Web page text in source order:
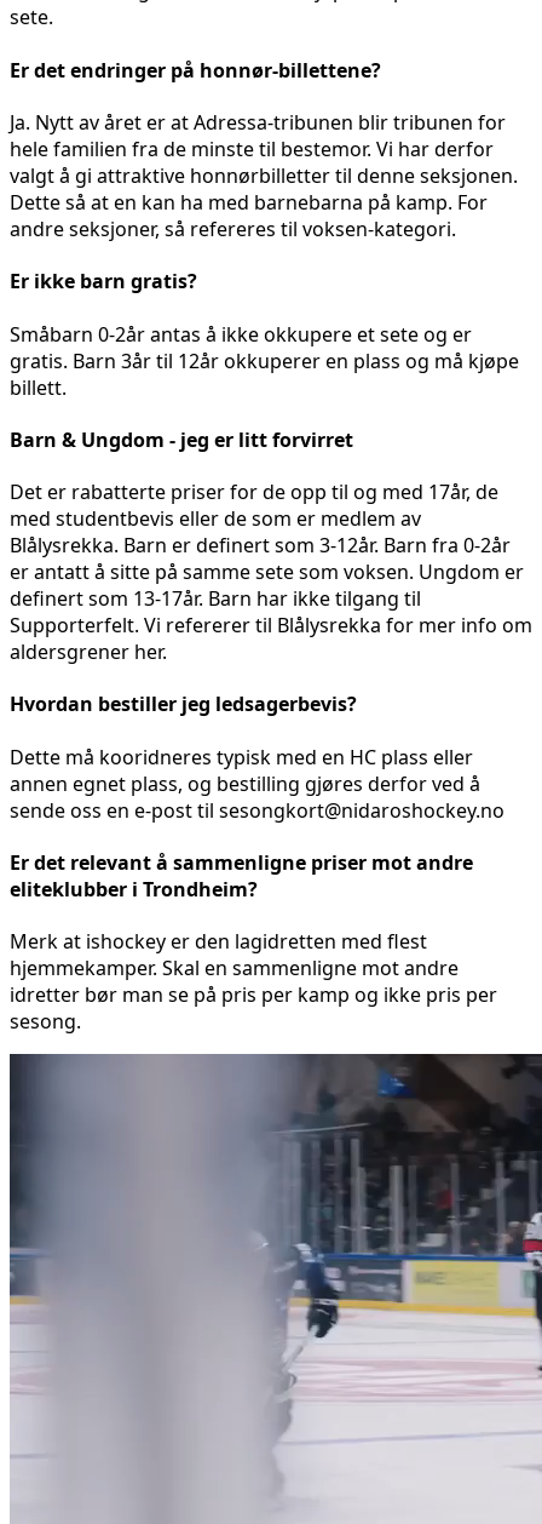
sete.
Er det endringer på honnør-billettene?
Ja. Nytt av året er at Adressa-tribunen blir tribunen for
hele familien fra de minste til bestemor. Vi har derfor
valgt å gi attraktive honnørbilletter til denne seksjonen.
Dette så at en kan ha med barnebarna på kamp. For
andre seksjoner, så refereres til voksen-kategori.
Er ikke barn gratis?
Småbarn 0-2år antas å ikke okkupere et sete og er
gratis. Barn 3år til 12år okkuperer en plass og må kjøpe
billett.
Barn & Ungdom - jeg er litt forvirret
Det er rabatterte priser for de opp til og med 17år, de
med studentbevis eller de som er medlem av
Blålysrekka. Barn er definert som 3-12år. Barn fra 0-2år
er antatt å sitte på samme sete som voksen. Ungdom er
definert som 13-17år. Barn har ikke tilgang til
Supporterfelt. Vi refererer til Blålysrekka for mer info om
aldersgrener her.
Hvordan bestiller jeg ledsagerbevis?
Dette må kooridneres typisk med en HC plass eller
annen egnet plass, og bestilling gjøres derfor ved å
sende oss en e-post til sesongkort@nidaroshockey.no
Er det relevant å sammenligne priser mot andre
eliteklubber i Trondheim?
Merk at ishockey er den lagidretten med flest
hjemmekamper. Skal en sammenligne mot andre
idretter bør man se på pris per kamp og ikke pris per
sesong.